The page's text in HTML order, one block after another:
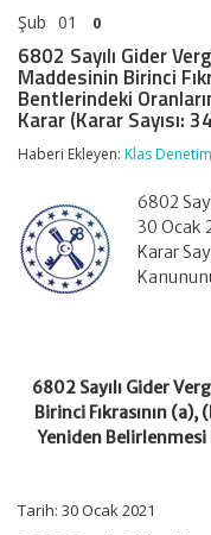
Şub 01 0
6802 Sayılı Gider
Maddesinin Birinci
Bentlerindeki
Karar (Karar Sayısı:
Haberi Ekleyen: Klas Denetim
6802
30 Ocak
Karar
6802 Sayılı Gider
Birinci Fıkrasının
Yeniden Belirlenmesi
Tarih: 30 Ocak 2021